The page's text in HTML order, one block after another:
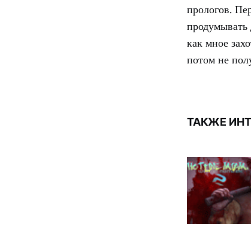
прологов.
как мное
потом не
ТАКЖЕ